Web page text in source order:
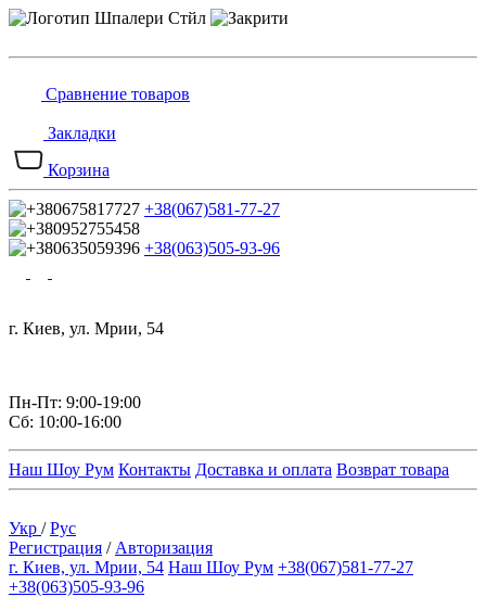
Сравнение товаров
Закладки
Корзина
+38(067)581-77-27
+38(063)505-93-96
г. Киев, ул. Мрии, 54
Пн-Пт: 9:00-19:00
Сб: 10:00-16:00
Наш Шоу Рум Контакты Доставка и оплата Возврат товара
Укр /Рус
Регистрация / Авторизация
г. Киев, ул. Мрии, 54 Наш Шоу Рум +38(067)581-77-27
+38(063)505-93-96